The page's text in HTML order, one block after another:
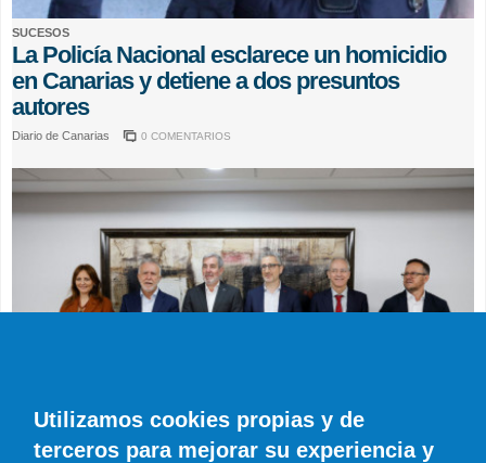
SUCESOS
La Policía Nacional esclarece un homicidio
en Canarias y detiene a dos presuntos
autores
Diario de Canarias 0 COMENTARIOS
Utilizamos cookies propias y de
terceros para mejorar su experiencia y